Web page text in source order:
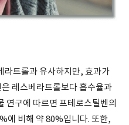
라트롤과 유사하지만, 효과가
레스베라트롤보다 흡수율과
연구에 따르면 프테로스틸벤의
에 비해 약 80%입니다. 또한,